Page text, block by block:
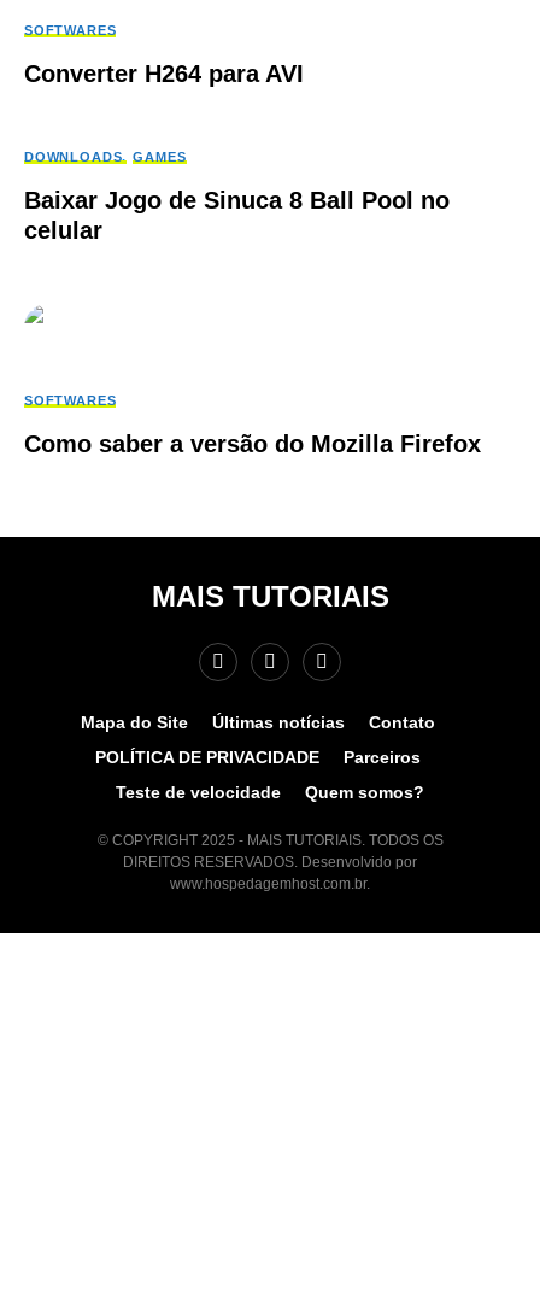
SOFTWARES
Converter H264 para AVI
DOWNLOADS GAMES
Baixar Jogo de Sinuca 8 Ball Pool no
celular
SOFTWARES
Como saber a versão do Mozilla Firefox
MAIS TUTORIAIS
Mapa do Site Últimas notícias
Contato
POLÍTICA DE PRIVACIDADE
Parceiros
Teste de velocidade
Quem somos?
© COPYRIGHT 2025 - MAIS TUTORIAIS. TODOS OS
DIREITOS RESERVADOS. Desenvolvido por
www.hospedagemhost.com.br.